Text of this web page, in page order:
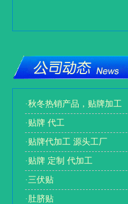
·秋冬热销产品，贴牌加工
· 贴牌 代工
· 贴牌代加工 源头工厂
· 贴牌 定制 代加工
·三伏贴
· 肚脐贴